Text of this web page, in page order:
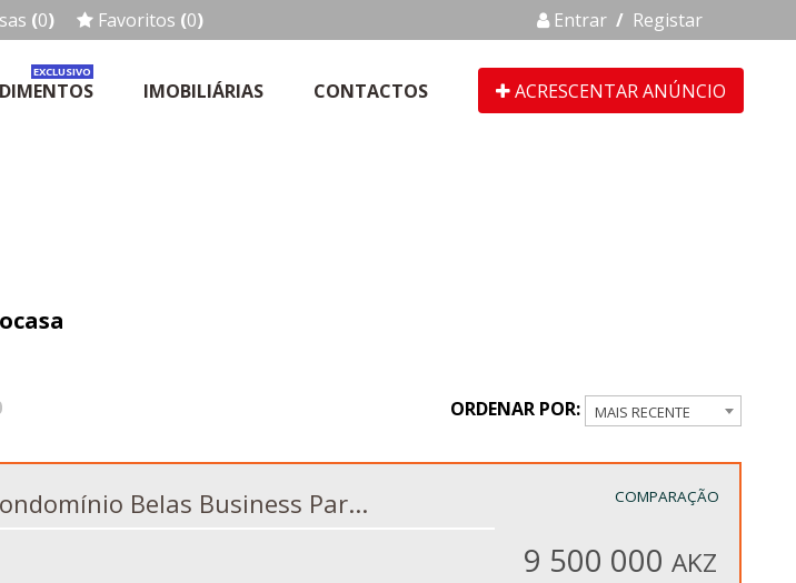
(0) Favoritos (0) Entrar / Registar
EXCLUSIVO
IMOBILIÁRIAS CONTACTOS ACRESCENTAR ANÚNCIO
ORDENAR POR: MAIS RECENTE
em Condomínio Belas Business Par...
9 500 000 AKZ
COMPARAÇÃO